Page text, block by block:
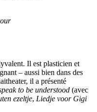
Il est plasticien et
– aussi bien dans des
il a présenté
to be understood (avec
ezeltje, Liedje voor Gigi